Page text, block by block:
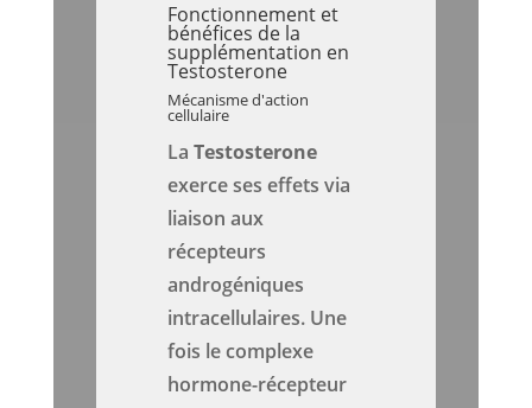
Fonctionnement et
bénéfices de la
supplémentation en
Testosterone
Mécanisme d'action
cellulaire
LaTestosterone
exerce ses effets via
liaison aux
récepteurs
androgéniques
intracellulaires. Une
fois le complexe
hormone-récepteur